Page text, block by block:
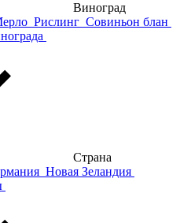
Виноград
Рислинг Совиньон блан
Страна
Новая Зеландия